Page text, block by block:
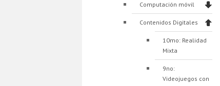
Computación móvil
Contenidos Digitales
10mo: Realidad
Mixta
9no:
Videojuegos con